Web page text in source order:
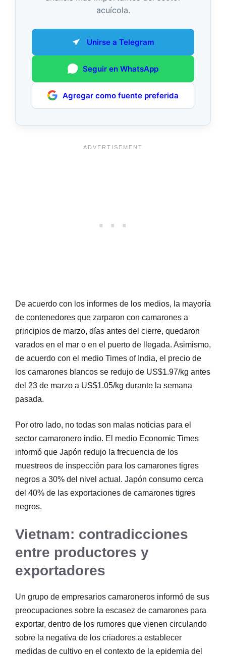
acuícola.
Unirse a Telegram
Seguir en WhatsApp
Agregar como fuente preferida
De acuerdo con los informes de los medios, la mayoría
de contenedores que zarparon con camarones a
principios de marzo, días antes del cierre, quedaron
varados en el mar o en el puerto de llegada. Asimismo,
de acuerdo con el medio Times of India, el precio de
los camarones blancos se redujo de US$1.97/kg antes
del 23 de marzo a US$1.05/kg durante la semana
pasada.
Por otro lado, no todas son malas noticias para el
sector camaronero indio. El medio Economic Times
informó que Japón redujo la frecuencia de los
muestreos de inspección para los camarones tigres
negros a 30% del nivel actual. Japón consumo cerca
del 40% de las exportaciones de camarones tigres
negros.
Vietnam: contradicciones
entre productores y
exportadores
Un grupo de empresarios camaroneros informó de sus
preocupaciones sobre la escasez de camarones para
exportar, dentro de los rumores que vienen circulando
sobre la negativa de los criadores a establecer
medidas de cultivo en el contexto de la epidemia del